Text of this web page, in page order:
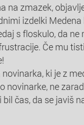
na zmazek,
izdelki
s floskulo, da
Če mu
ki je z
novinarke, ne
čas, da se javiš